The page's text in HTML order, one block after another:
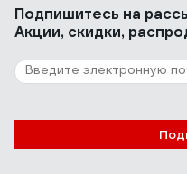
Подпишитесь на
Акции, скидки,